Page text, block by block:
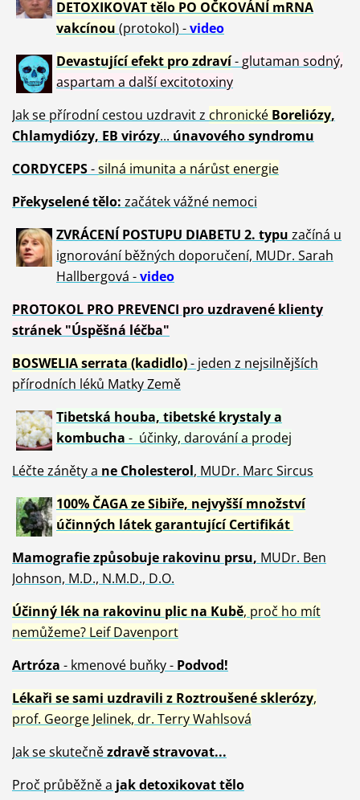
DETOXIKOVAT tělo PO OČKOVÁNÍ mRNA
vakcínou (protokol) -video
Devastující efekt pro zdraví- glutaman sodný,
aspartam a další excitotoxiny
Jak se přírodní cestou uzdravit z chronické Boreliózy,
Chlamydiózy, EB virózy... únavového syndromu
CORDYCEPS-silná imunita a nárůst energie
Překyselené tělo: začátek vážné nemoci
ZVRÁCENÍ POSTUPU DIABETU 2. typu začíná u
ignorování běžných doporučení, MUDr. Sarah
Hallbergová -video
PROTOKOL PRO PREVENCI pro uzdravené klienty
stránek "Úspěšná léčba"
BOSWELIA serrata (kadidlo)- jeden z nejsilnějších
přírodních léků Matky Země
Tibetská houba, tibetské krystalya
kombucha - účinky, darování a prodej
Léčte záněty a ne Cholesterol, MUDr. Marc Sircus
100% ČAGA ze Sibiře, nejvyšší množství
účinných látek garantující Certifikát
Mamografie způsobuje rakovinu prsu, MUDr. Ben
Johnson, M.D., N.M.D., D.O.
Účinný lék na rakovinu plic na Kubě, proč ho mít
nemůžeme? Leif Davenport
Artróza - kmenové buňky - Podvod!
Lékaři se sami uzdravili z Roztroušené sklerózy,
prof. George Jelinek, dr. Terry Wahlsová
Jak se skutečnězdravěstravovat...
Proč průběžně a jak detoxikovat tělo